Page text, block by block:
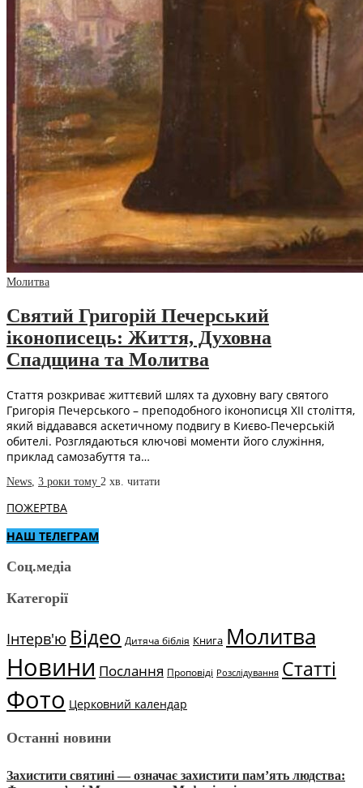
Молитва
Святий Григорій Печерський
іконописець: Життя, Духовна
Спадщина та Молитва
Стаття розкриває життєвий шлях та духовну вагу святого
Григорія Печерського – преподобного іконописця XII століття,
який віддавався аскетичному подвигу в Києво-Печерській
обителі. Розглядаються ключові моменти його служіння,
приклад самозабуття та…
News, 3 роки тому 2 хв. читати
ПОЖЕРТВА
НАШ ТЕЛЕГРАМ
Соц.медіа
Категорії
Інтерв'ю Відео Дитяча біблія Книга Молитва
Новини Послання Проповіді Розслідування Статті
Фото Церковний календар
Останні новини
Захистити святині — означає захистити пам’ять людства: